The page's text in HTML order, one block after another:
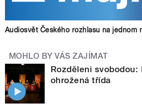
Audiosvět Českého rozhlasu na jednom
MOHLO BY VÁS ZAJÍMAT
Rozděleni svobodou:
ohrožená třída